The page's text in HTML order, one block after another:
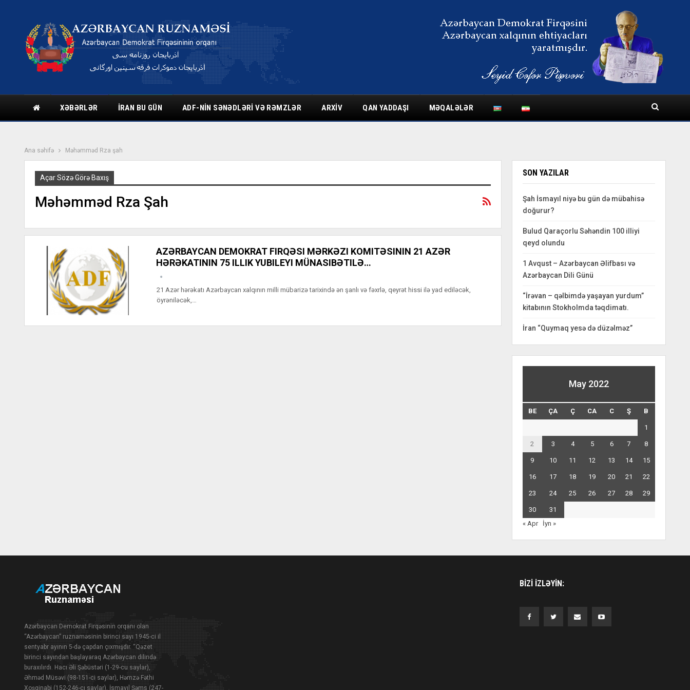
XƏBƏRLƏR İRAN BU GÜN ADF-NIN SƏNƏDLƏRI VƏ RƏMZLƏR ARXIV QAN YADDAŞI MƏQALƏLƏR
Ana səhifə Məhəmməd Rza şah
Açar Sözə Görə Baxış
Məhəmməd Rza Şah
AZƏRBAYCAN DEMOKRAT FIRQƏSI MƏRKƏZI KOMITƏSININ 21 AZƏR
HƏRƏKATININ 75 ILLIK YUBILEYI MÜNASIBƏTILƏ…
21 Azər hərəkatı Azərbaycan xalqının milli mübarizə tarixində ən şanlı və fəxrlə, qeyrət hissi ilə yad ediləcək,
öyrəniləcək,…
SON YAZILAR
Şah İsmayıl niyə bu gün də mübahisə
doğurur?
Bulud Qaraçorlu Səhəndin 100 illiyi
qeyd olundu
1 Avqust – Azərbaycan Əlifbası və
Azərbaycan Dili Günü
“İrəvan – qəlbimdə yaşayan yurdum”
kitabının Stokholmda təqdimatı.
İran “Quymaq yesə də düzəlməz”
May 2022
BE ÇA Ç CA C Ş B
1
2 3 4 5 6 7 8
9 10 11 12 13 14 15
16 17 18 19 20 21 22
23 24 25 26 27 28 29
30
31
« Apr
İyn »
Azərbaycan Demokrat Firqəsinin orqanı olan
“Azərbaycan” ruznaməsinin birinci sayı 1945-ci il
sentyabr ayının 5-də çapdan çıxmışdır. “Qəzet
birinci sayından başlayaraq Azərbaycan dilində
buraxılırdı. Hacı Əli Şəbüstəri (1-29-cu saylar),
Əhməd Müsəvi (98-151-ci saylar), Həmzə Fəthi
Xoşginabi (152-246-cı saylar), İsmayıl Şəms (247-
BIZI IZLƏYIN: